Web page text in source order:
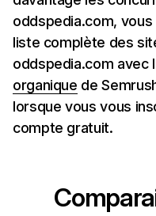
oddspedia.com,
liste complète des
oddspedia.com avec
organique de
lorsque vous vous
compte gratuit.